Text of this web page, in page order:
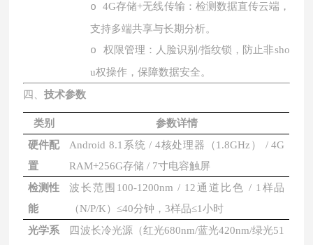
o4G存储+无线传输：检测数据直传云端，
支持多端共享与长期分析。
o 权限管理：人脸识别/指纹锁，防止非sho
u权操作，保障数据安全。
四、技术参数
类别
参数详情
硬件配
置
Android 8.1系统 / 4核处理器（1.8GHz） / 4G
RAM+256G存储 / 7寸电容触屏
检测性
能
波长范围 100-1200nm / 12通道比色 / 1样品
（N/P/K）≤40分钟，3样品≤1小时
光学系
四波长冷光源（红光680nm/蓝光420nm/绿光51